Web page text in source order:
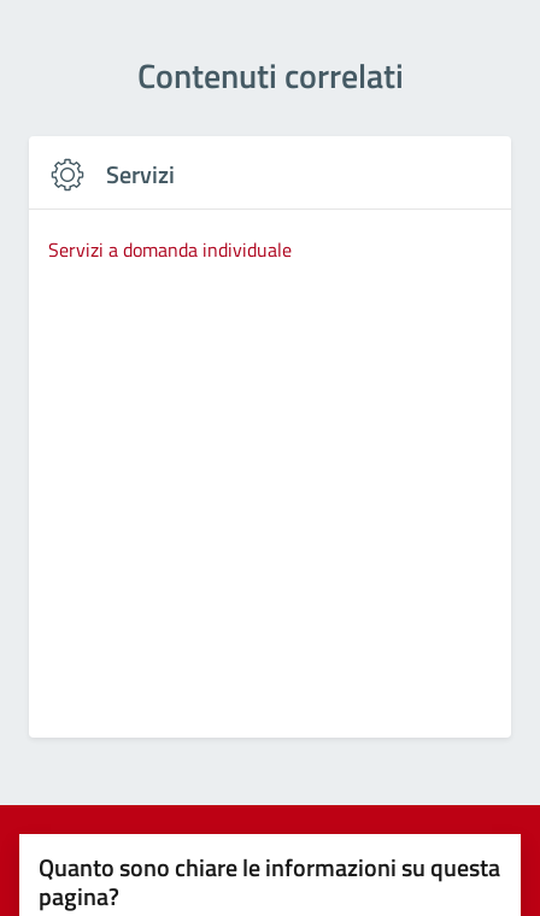
Contenuti correlati
Servizi
Servizi a domanda individuale
Quanto sono chiare le informazioni su questa
pagina?